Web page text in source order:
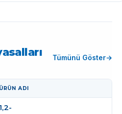
Tümünü Göster
ÜRÜN ADI
1,2-